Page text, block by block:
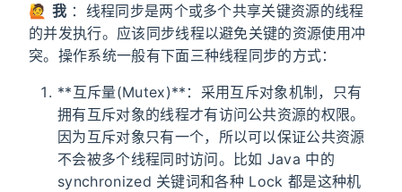
🙋 我：线程同步是两个或多个共享关键资源的线程
的并发执行。应该同步线程以避免关键的资源使用冲
突。操作系统一般有下面三种线程同步的方式：
**互斥量(Mutex)**：采用互斥对象机制，只有
拥有互斥对象的线程才有访问公共资源的权限。
因为互斥对象只有一个，所以可以保证公共资源
不会被多个线程同时访问。比如 Java 中的
synchronized 关键词和各种 Lock 都是这种机